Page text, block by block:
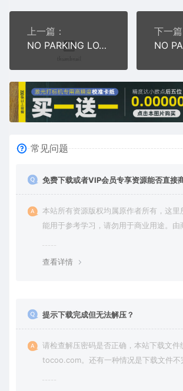
上一篇：
NO PARKING LOADING ZONE无停车装载区公共标志
下一篇
常见问题
免费下载或者VIP会员专享资源能否直接
本站所有资源版权均属原作者所有，这里
能用于参考学习，请勿用于商业用途。由
查看详情
提示下载完成但无法解压？
请检查解压密码是否正确，本站下载文件
tocoo.com。还有一种情况是下载文件不